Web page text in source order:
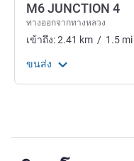
M6 JUNCTION 4
ทางออกจากทางหลวง
เข้าถึง:2.41 km / 1.5 mi
ขนส่ง